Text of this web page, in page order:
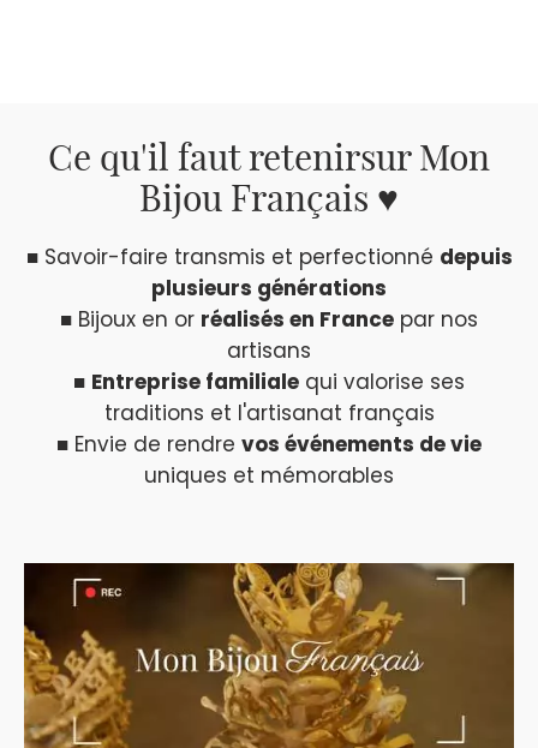
Ce qu'il faut retenirsur Mon
Bijou Français ♥
■ Savoir-faire transmis et perfectionné depuis
plusieurs générations
■ Bijoux en or réalisés en France par nos
artisans
■ Entreprise familiale qui valorise ses
traditions et l'artisanat français
■ Envie de rendre vos événements de vie
uniques et mémorables